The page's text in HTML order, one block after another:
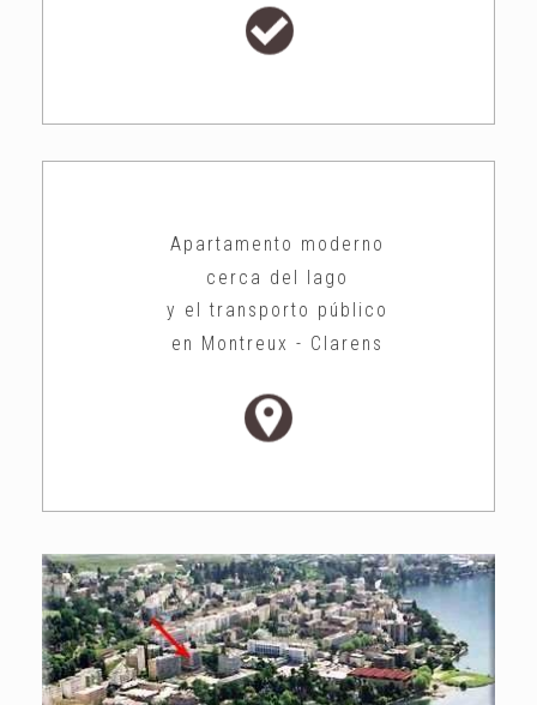
Apartamento moderno
cerca del lago
y el transporto público
en Montreux - Clarens